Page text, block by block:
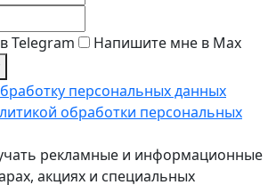
Telegram
Напишите мне в Max
персональных данных
обработки персональных
рекламные и информационные
акциях и специальных